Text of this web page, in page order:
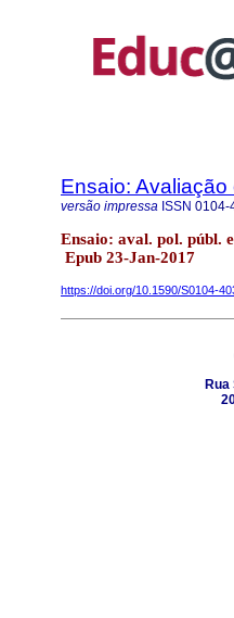
Ensaio:
versão impressa ISSN 0104-
Ensaio: aval. pol. públ.
Epub 23-Jan-2017
https://doi.org/10.1590/S0104-
Rua